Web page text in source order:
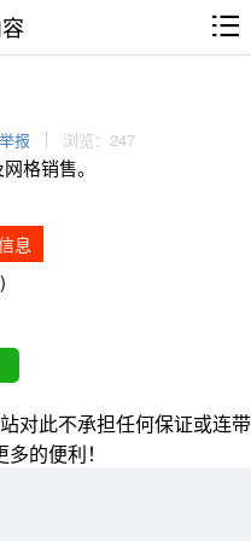
举报 浏览：247
格销售。
息
)
对此不承担任何保证或连带
的便利！